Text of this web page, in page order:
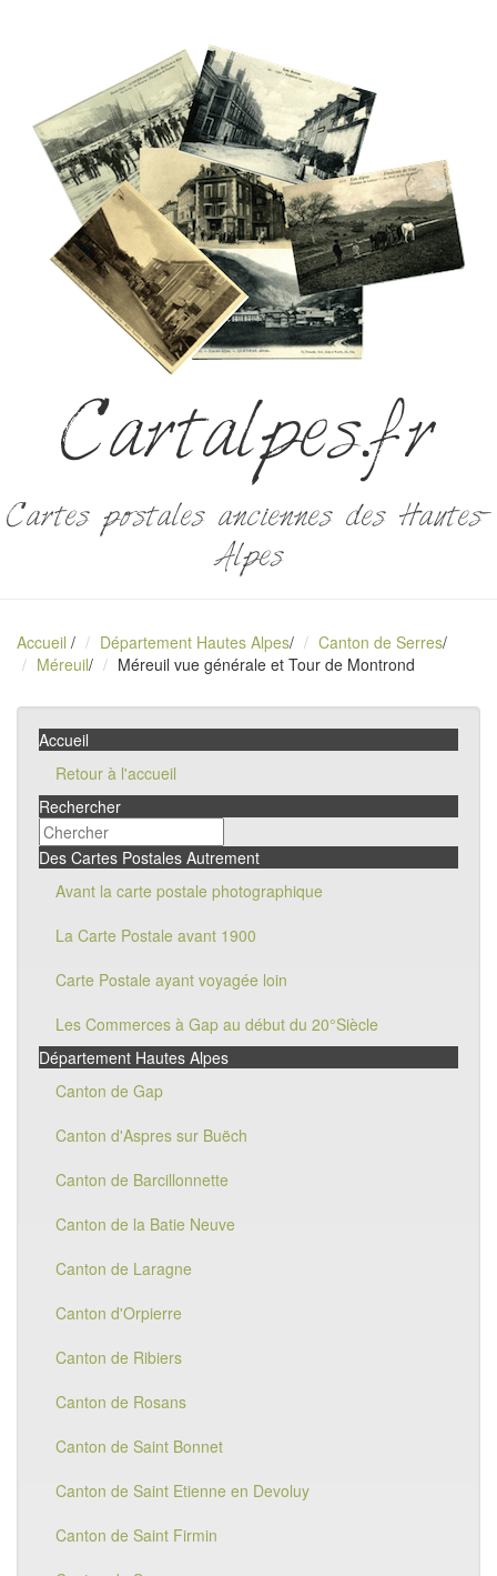
Cartalpes.fr
Cartes postales anciennes des Hautes-
Alpes
Accueil / Département Hautes Alpes/ Canton de Serres/
Méreuil/ Méreuil vue générale et Tour de Montrond
Accueil
Retour à l'accueil
Rechercher
Des Cartes Postales Autrement
Avant la carte postale photographique
La Carte Postale avant 1900
Carte Postale ayant voyagée loin
Les Commerces à Gap au début du 20°Siècle
Département Hautes Alpes
Canton de Gap
Canton d'Aspres sur Buëch
Canton de Barcillonnette
Canton de la Batie Neuve
Canton de Laragne
Canton d'Orpierre
Canton de Ribiers
Canton de Rosans
Canton de Saint Bonnet
Canton de Saint Etienne en Devoluy
Canton de Saint Firmin